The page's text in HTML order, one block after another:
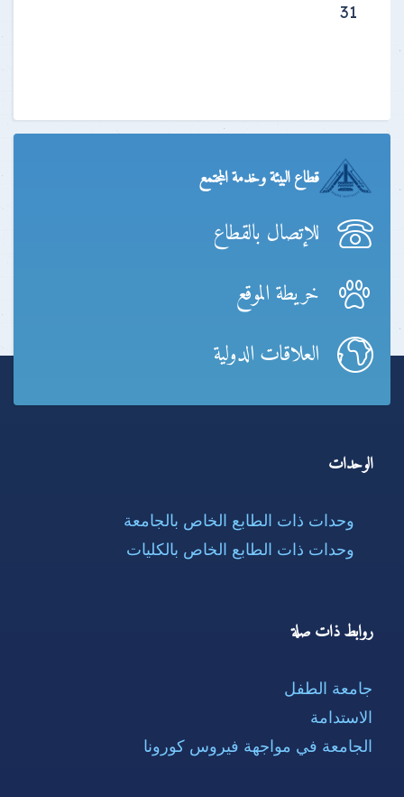
31
قطاع البيئة وخدمة المجتمع
للإتصال بالقطاع
خريطة الموقع
العلاقات الدولية
الوحدات
وحدات ذات الطابع الخاص بالجامعة
وحدات ذات الطابع الخاص بالكليات
روابط ذات صلة
جامعة الطفل
الاستدامة
الجامعة في مواجهة فيروس كورونا